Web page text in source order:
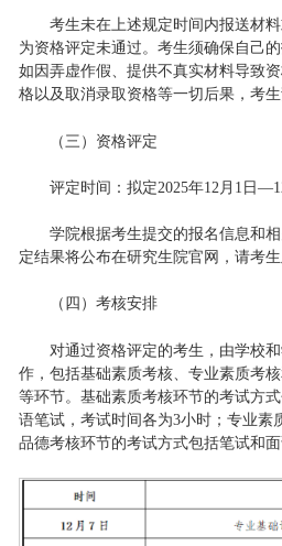
考生未在上述规定时间内报送材
为资格评定未通过。考生须确保自己
如因弄虚作假、提供不真实材料导致
格以及取消录取资格等一切后果，考生
（三）资格评定
评定时间：拟定2025年12月1日
学院根据考生提交的报名信息和
定结果将公布在研究生院官网，请考生
（四）考核安排
对通过资格评定的考生，由学校
作，包括基础素质考核、专业素质考
等环节。基础素质考核环节的考试方
语笔试，考试时间各为3小时；专业素
品德考核环节的考试方式包括笔试和面